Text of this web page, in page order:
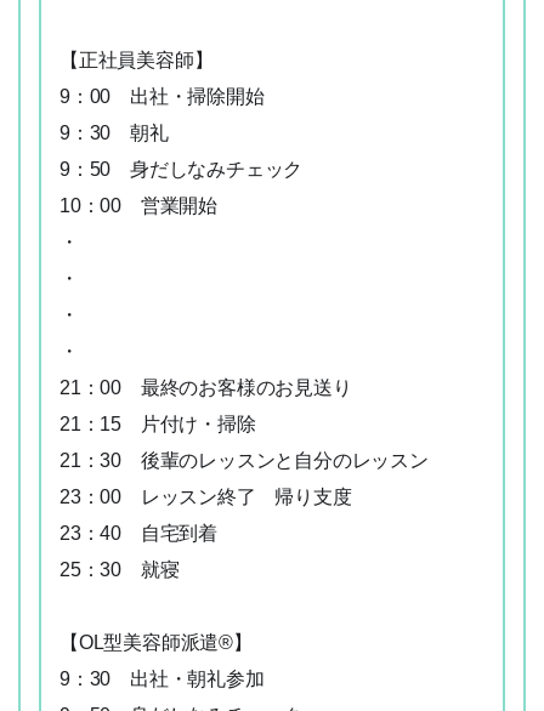
【正社員美容師】
9：00 出社・掃除開始
9：30 朝礼
9：50 身だしなみチェック
10：00 営業開始
・
・
・
・
21：00 最終のお客様のお見送り
21：15 片付け・掃除
21：30 後輩のレッスンと自分のレッスン
23：00 レッスン終了 帰り支度
23：40 自宅到着
25：30 就寝
【OL型美容師派遣®】
9：30 出社・朝礼参加